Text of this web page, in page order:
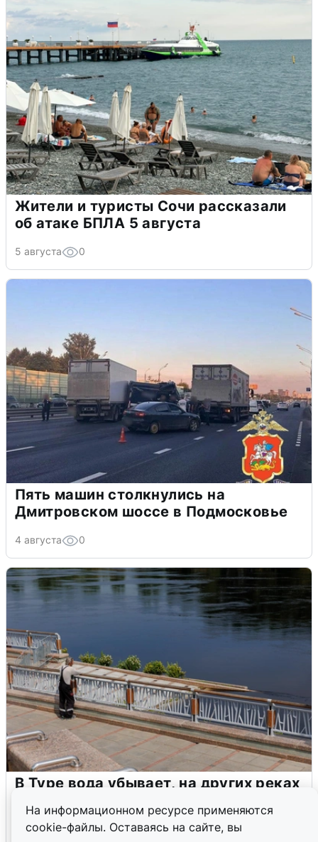
На информационном ресурсе применяются
cookie-файлы. Оставаясь на сайте, вы
Жители и туристы Сочи рассказали
об атаке БПЛА 5 августа
5 августа 0
Пять машин столкнулись на
Дмитровском шоссе в Подмосковье
4 августа 0
В Туре вода убывает, на других реках
4 августа 0